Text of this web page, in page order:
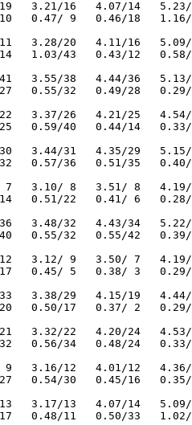
3.21/16   4.07/14   5.23/
0.47/ 9   0.46/18
3.28/20   4.11/16
1.03/43   0.43/12
3.55/38   4.44/36   5.13/
0.55/32   0.49/28
3.37/26   4.21/25   4.54/
0.59/40   0.44/14
3.44/31   4.35/29
0.57/36   0.51/35
3.10/ 8   3.51/ 8   4.19/
0.51/22   0.41/ 6
3.48/32   4.43/34
0.55/32   0.55/42
3.12/ 9   3.50/ 7
0.45/ 5   0.38/ 3
3.38/29   4.15/19
0.50/17   0.37/ 2
3.32/22   4.20/24   4.53/
0.56/34   0.48/24
12   4.01/12   4.36/11
0.54/30   0.45/16
3.17/13   4.07/14   5.09/
0.48/11   0.50/33